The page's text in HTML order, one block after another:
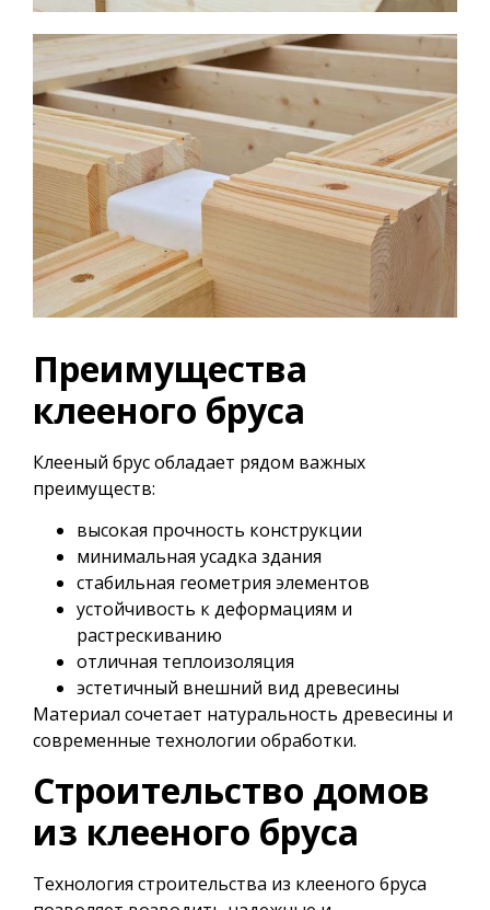
Преимущества
клееного бруса
Клееный брус обладает рядом важных
преимуществ:
высокая прочность конструкции
минимальная усадка здания
стабильная геометрия элементов
устойчивость к деформациям и
растрескиванию
отличная теплоизоляция
эстетичный внешний вид древесины
Материал сочетает натуральность древесины и
современные технологии обработки.
Строительство домов
из клееного бруса
Технология строительства из клееного бруса